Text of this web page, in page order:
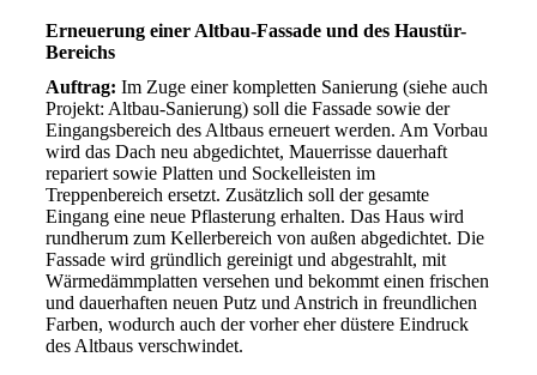
Erneuerung einer Altbau-Fassade und des Haustür-
Bereichs
Auftrag: Im Zuge einer kompletten Sanierung (siehe auch
Projekt: Altbau-Sanierung) soll die Fassade sowie der
Eingangsbereich des Altbaus erneuert werden. Am Vorbau
wird das Dach neu abgedichtet, Mauerrisse dauerhaft
repariert sowie Platten und Sockelleisten im
Treppenbereich ersetzt. Zusätzlich soll der gesamte
Eingang eine neue Pflasterung erhalten. Das Haus wird
rundherum zum Kellerbereich von außen abgedichtet. Die
Fassade wird gründlich gereinigt und abgestrahlt, mit
Wärmedämmplatten versehen und bekommt einen frischen
und dauerhaften neuen Putz und Anstrich in freundlichen
Farben, wodurch auch der vorher eher düstere Eindruck
des Altbaus verschwindet.